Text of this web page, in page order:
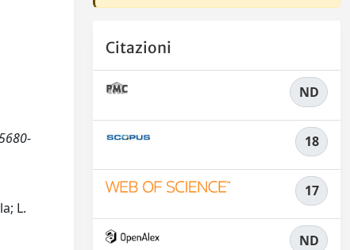
L.
Citazioni
ND
18
17
ND